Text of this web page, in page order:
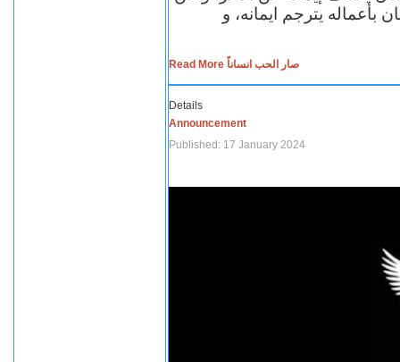
بأعماله يترجم ايمانه، و
Read More صار الحب انساناً
Details
Announcement
Published: 17 January 2024